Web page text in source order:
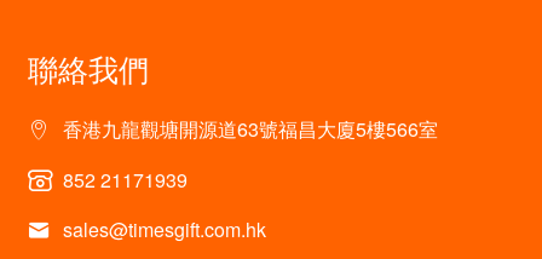
聯絡我們
香港九龍觀塘開源道63號福昌大廈5樓566室
852 21171939
sales@timesgift.com.hk